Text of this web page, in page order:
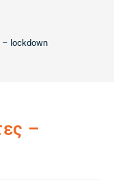
– lockdown
–